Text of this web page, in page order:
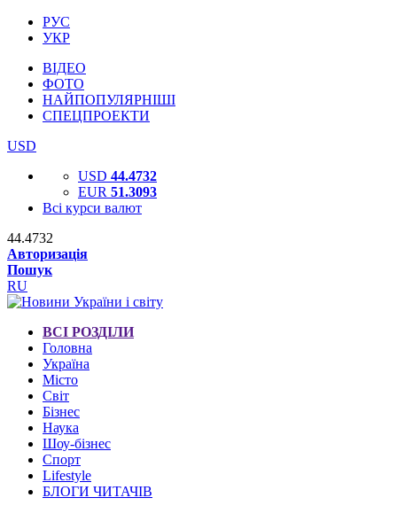
РУС
УКР
ВІДЕО
ФОТО
НАЙПОПУЛЯРНІШІ
СПЕЦПРОЕКТИ
USD
USD 44.4732
EUR 51.3093
Всі курси валют
44.4732
Авторизація
Пошук
RU
ВСІ РОЗДІЛИ
Головна
Україна
Місто
Світ
Бізнес
Наука
Шоу-бізнес
Спорт
Lifestyle
БЛОГИ ЧИТАЧІВ